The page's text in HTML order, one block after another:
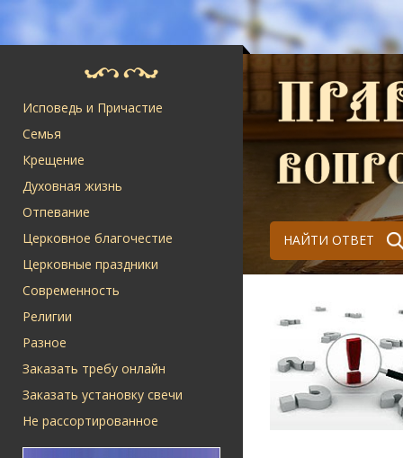
Исповедь и Причастие
Семья
Крещение
Духовная жизнь
Отпевание
Церковное благочестие
Церковные праздники
Современность
Религии
Разное
Заказать требу онлайн
Заказать установку свечи
Не рассортированное
НАЙТИ ОТВЕТ